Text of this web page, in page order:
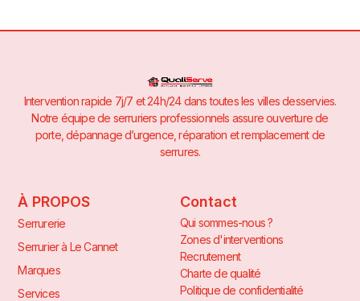
Intervention rapide 7j/7 et 24h/24 dans toutes les villes desservies.
Notre équipe de serruriers professionnels assure ouverture de
porte, dépannage d’urgence, réparation et remplacement de
serrures.
À PROPOS
Serrurerie
Serrurier à Le Cannet
Marques
Services
Contact
Qui sommes-nous ?
Zones d'interventions
Recrutement
Charte de qualité
Politique de confidentialité